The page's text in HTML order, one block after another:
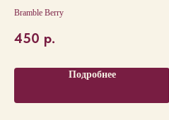
Bramble Berry
450 р.
Подробнее